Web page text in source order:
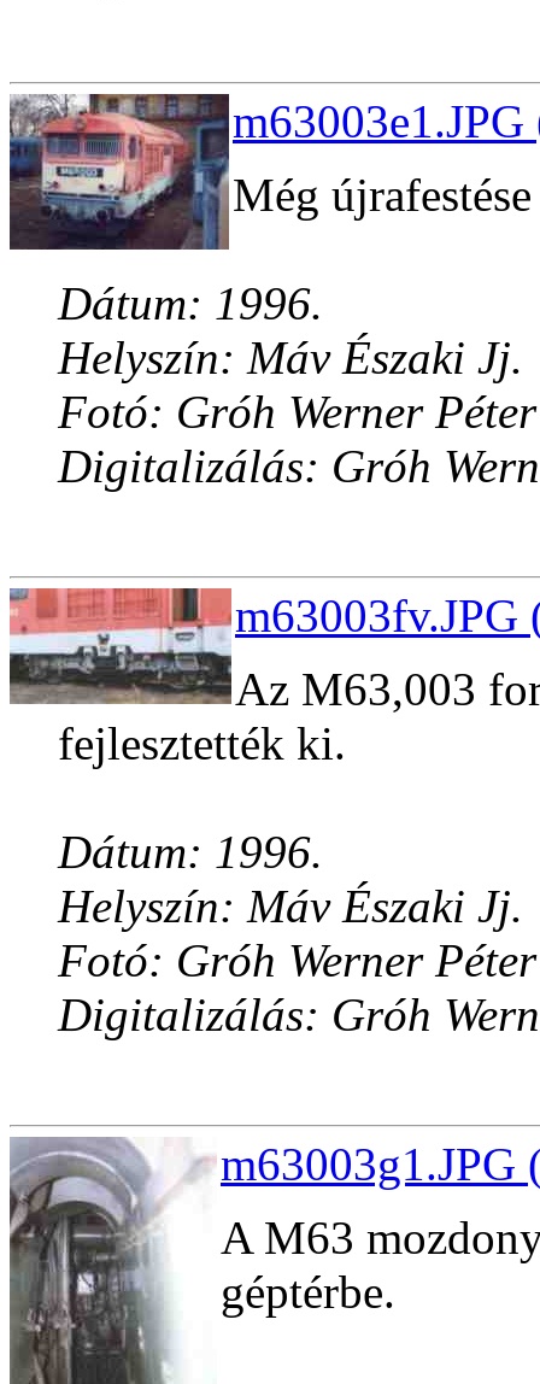
Még
Dátum: 1996.
Helyszín: Máv Északi Jj.
Fotó: Gróh Werner Péter
Digitalizálás: Gróh
m63003fv.JPG
Az M63,003
fejlesztették ki.
Dátum: 1996.
Helyszín: Máv Északi Jj.
Fotó: Gróh Werner Péter
Digitalizálás: Gróh
m63003g1.JPG
A M63
géptérbe.